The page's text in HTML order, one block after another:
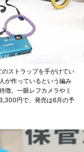
のストラップを手がけてい
が作っているという編み
徴。一眼レフカメラやミ
円で、発売は6月の予